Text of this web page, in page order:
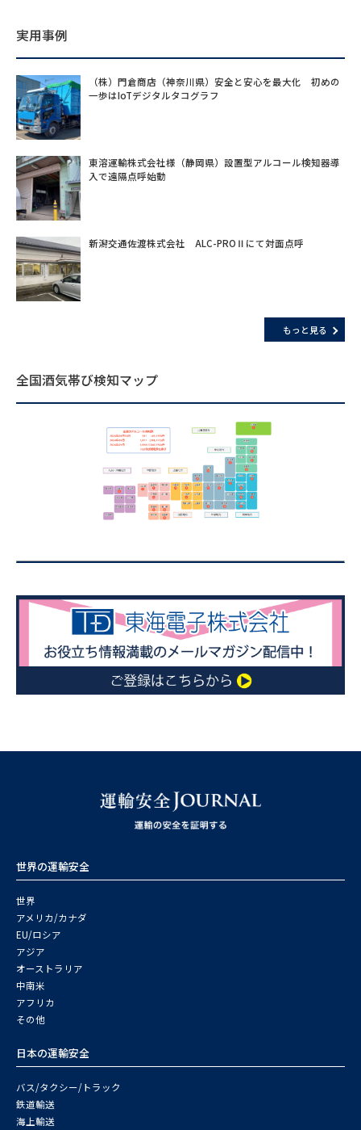
実用事例
（株）門倉商店（神奈川県）安全と安心を最大化 初めの
一歩はIoTデジタルタコグラフ
東溶運輸株式会社様（静岡県）設置型アルコール検知器導
入で遠隔点呼始動
新潟交通佐渡株式会社 ALC-PROⅡにて対面点呼
もっと見る
全国酒気帯び検知マップ
世界の運輸安全
世界
アメリカ/カナダ
EU/ロシア
アジア
オーストラリア
中南米
アフリカ
その他
日本の運輸安全
バス/タクシー/トラック
鉄道輸送
海上輸送